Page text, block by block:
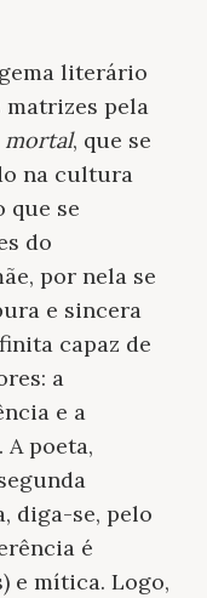
literário
matrizes pela
mortal, que se
na cultura
que se
do
por nela se
e sincera
capaz de
a
e a
poeta,
diga-se, pelo
é
e mítica. Logo,